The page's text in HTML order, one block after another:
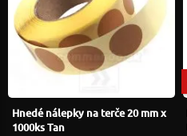
Hnedé nálepky na terče 20 mm x
1000ks Tan